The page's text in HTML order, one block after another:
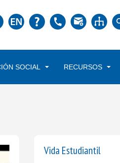
SOCIAL RECURSOS
Vida Estudiantil